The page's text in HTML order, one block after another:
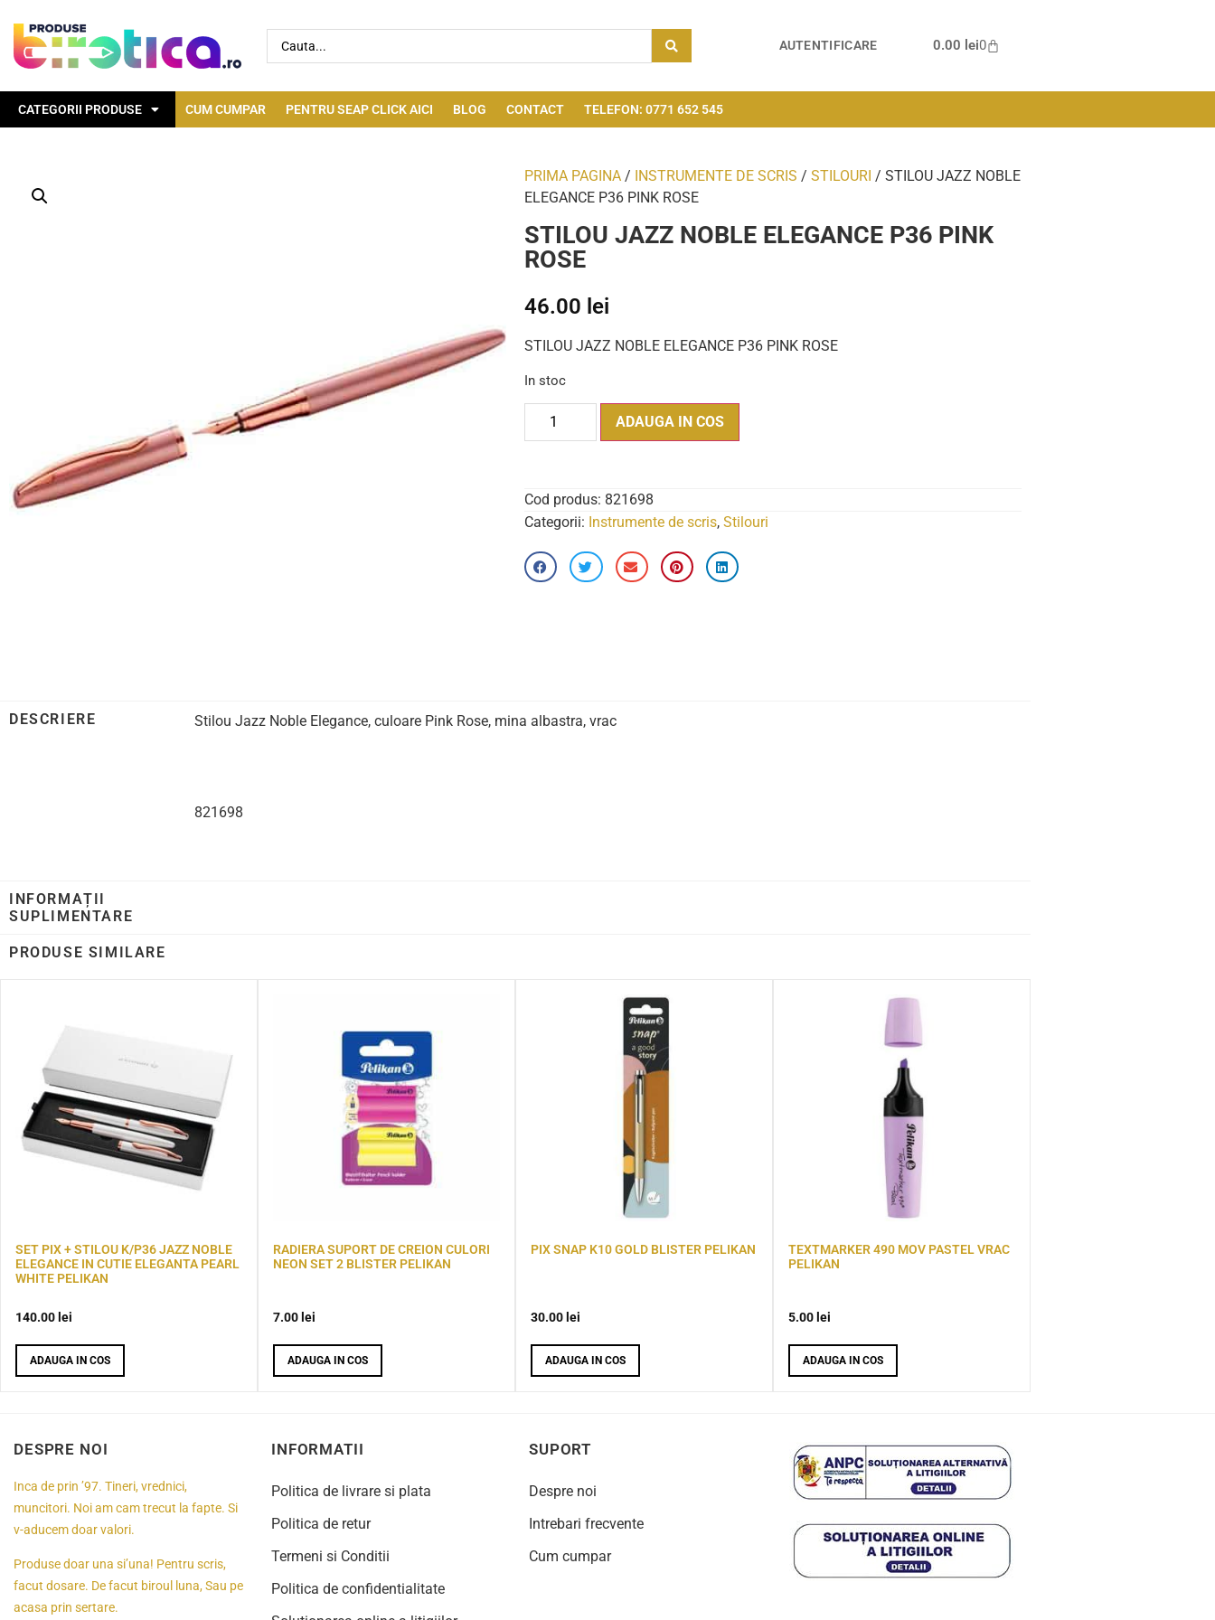
AUTENTIFICARE 0.00 lei0
CATEGORII PRODUSE CUM CUMPAR PENTRU SEAP CLICK AICI BLOG CONTACT TELEFON: 0771 652 545
PRIMA PAGINA / INSTRUMENTE DE SCRIS / STILOURI / STILOU JAZZ NOBLE
ELEGANCE P36 PINK ROSE
STILOU JAZZ NOBLE ELEGANCE P36 PINK
ROSE
46.00 lei
STILOU JAZZ NOBLE ELEGANCE P36 PINK ROSE
In stoc
ADAUGA IN COS
Cod produs: 821698
Categorii: Instrumente de scris, Stilouri
DESCRIERE Stilou Jazz Noble Elegance, culoare Pink Rose, mina albastra, vrac
821698
INFORMAȚII
SUPLIMENTARE
PRODUSE SIMILARE
SET PIX + STILOU K/P36 JAZZ NOBLE
ELEGANCE IN CUTIE ELEGANTA PEARL
WHITE PELIKAN
140.00lei
ADAUGA IN COS
RADIERA SUPORT DE CREION CULORI
NEON SET 2 BLISTER PELIKAN
7.00lei
ADAUGA IN COS
PIX SNAP K10 GOLD BLISTER PELIKAN
30.00lei
ADAUGA IN COS
TEXTMARKER 490 MOV PASTEL VRAC
PELIKAN
5.00lei
ADAUGA IN COS
DESPRE NOI
Inca de prin ’97. Tineri, vrednici,
muncitori. Noi am cam trecut la fapte. Si
v-aducem doar valori.
Produse doar una si’una! Pentru scris,
facut dosare. De facut biroul luna, Sau pe
acasa prin sertare.
INFORMATII
Politica de livrare si plata
Politica de retur
Termeni si Conditii
Politica de confidentialitate
SUPORT
Despre noi
Intrebari frecvente
Cum cumpar